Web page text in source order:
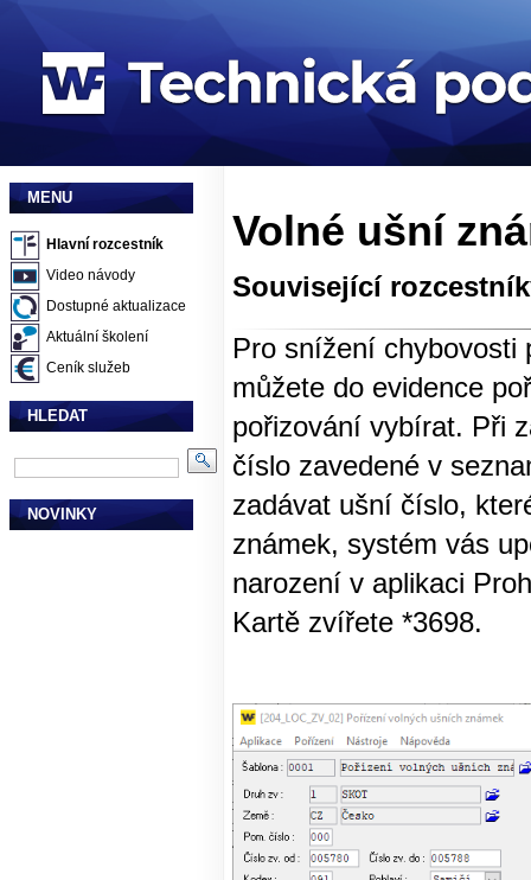
MENU
Hlavní rozcestník
Video návody
Dostupné aktualizace
Aktuální školení
Ceník služeb
HLEDAT
NOVINKY
Volné ušní
Související
Pro snížení chybovosti
můžete do evidence
pořizování vybírat. Při
číslo zavedené v
zadávat ušní číslo,
známek, systém vás
narození v aplikaci
Kartě zvířete *3698.